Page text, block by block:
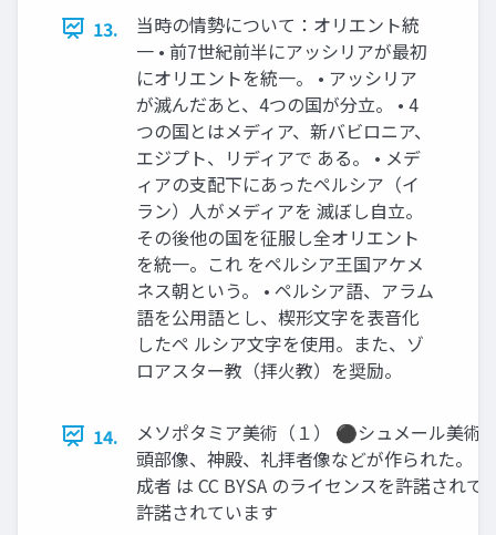
13.
当時の情勢について：オリエント統
一 • 前7世紀前半にアッシリアが最初
にオリエントを統一。 • アッシリア
が滅んだあと、4つの国が分立。 • 4
つの国とはメディア、新バビロニア、
エジプト、リディアで ある。 • メデ
ィアの支配下にあったペルシア（イ
ラン）人がメディアを 滅ぼし自立。
その後他の国を征服し全オリエント
を統一。これ をペルシア王国アケメ
ネス朝という。 • ペルシア語、アラム
語を公用語とし、楔形文字を表音化
したペ ルシア文字を使用。また、ゾ
ロアスター教（拝火教）を奨励。
14.
メソポタミア美術（１） ⚫シュメール美術
頭部像、神殿、礼拝者像などが作られた。
成者 は CC BYSA のライセンスを許諾され
許諾されています